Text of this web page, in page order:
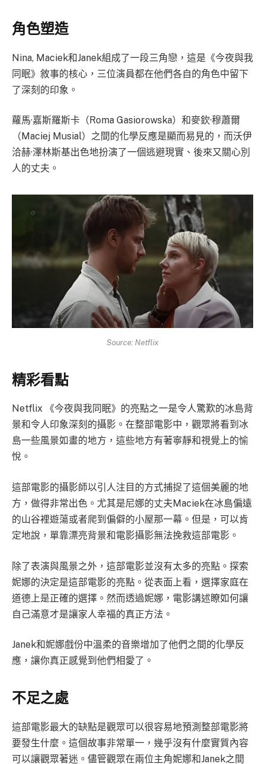
角色塑造
Nina, Maciek和Janek組成了一段三角戀，這是《今夜與我
同眠》敘事的核心，三位演員都在他們各自的角色中留下
了深刻的印象。
蘿馬·嘉斯羅斯卡（Roma Gasiorowska）和麥欽·穆蕭爾
（Maciej Musial）之間的化學反應是顯而易見的，而沃伊
洽赫·澤林斯基出色地扮演了一個逃避現實、後來又關心別
人的丈夫。
Source: Netflix
精彩看點
Netflix 《今夜與我同眠》的亮點之一是令人驚歎的冰島背
景和令人印象深刻的攝影。在整部電影中，觀眾將看到冰
島一些風景如畫的地方，這些地方有著寧靜和視覺上的愉
悅。
這部電影的攝影師以引人注目的方式捕捉了這個美麗的地
方，做得非常出色。尤其是尼娜的丈夫Maciek在冰島偏遠
的山谷裡遊蕩或者爬到偏僻的小屋那一幕。但是，可以肯
定地說，單靠漂亮背景和電影攝影無法挽救這部電影。
除了表演與風景之外，這部電影並沒有太多的亮點。探索
妮娜的決定是這部電影的亮點。從表面上看，選擇家庭在
道德上是正確的選擇。然而透過妮娜，電影講述瞭如何讓
自己滿意才是讓家人幸福的真正方法。
Janek和妮娜戲份中溫柔的音樂增加了他們之間的化學反
應，讓你真正感覺到他們相愛了。
不足之處
這部電影最大的缺點是觀眾可以很容易地預測整部電影將
要發生什麼。這個故事非常單一，幾乎沒有什麼實質內容
可以讓觀眾著迷。儘管觀眾在兩位主角妮娜和Janek之間